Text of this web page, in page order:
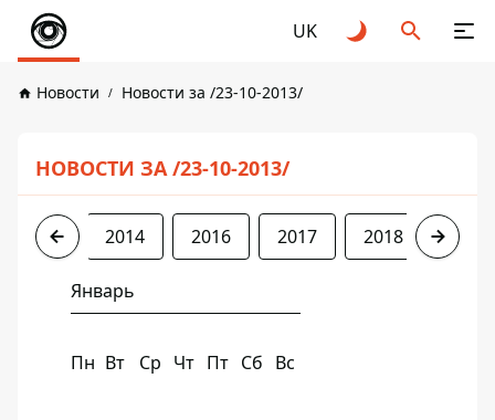
UK
Новости Новости за /23-10-2013/
НОВОСТИ ЗА /23-10-2013/
2013 2014 2016 2017 2018 2019
Январь
Пн Вт Ср Чт Пт Сб Вс